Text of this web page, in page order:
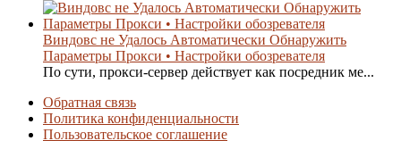
Виндовс не Удалось Автоматически Обнаружить
Параметры Прокси • Настройки обозревателя
По сути, прокси-сервер действует как посредник ме...
Обратная связь
Политика конфиденциальности
Пользовательское соглашение